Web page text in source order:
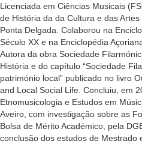
Licenciada em Ciências Musicais
de História da da Cultura e das
Ponta Delgada. Colaborou na
Século XX e na Enciclopédia
Autora da obra Sociedade
História e do capítulo “Sociedade
património local” publicado no livro
and Local Social Life. Concluiu, em
Etnomusicologia e Estudos em
Aveiro, com investigação sobre as
Bolsa de Mérito Académico, pela
conclusão dos estudos de Mestrado